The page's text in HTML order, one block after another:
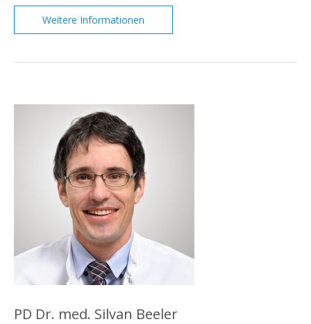
Weitere Informationen
PD Dr. med. Silvan Beeler